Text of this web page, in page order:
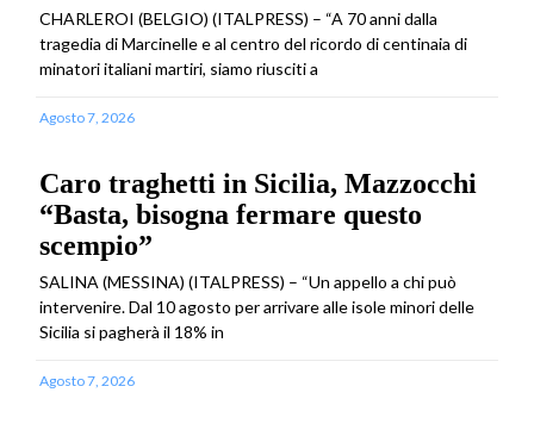
CHARLEROI (BELGIO) (ITALPRESS) – “A 70 anni dalla
tragedia di Marcinelle e al centro del ricordo di centinaia di
minatori italiani martiri, siamo riusciti a
Agosto 7, 2026
Caro traghetti in Sicilia, Mazzocchi
“Basta, bisogna fermare questo
scempio”
SALINA (MESSINA) (ITALPRESS) – “Un appello a chi può
intervenire. Dal 10 agosto per arrivare alle isole minori delle
Sicilia si pagherà il 18% in
Agosto 7, 2026